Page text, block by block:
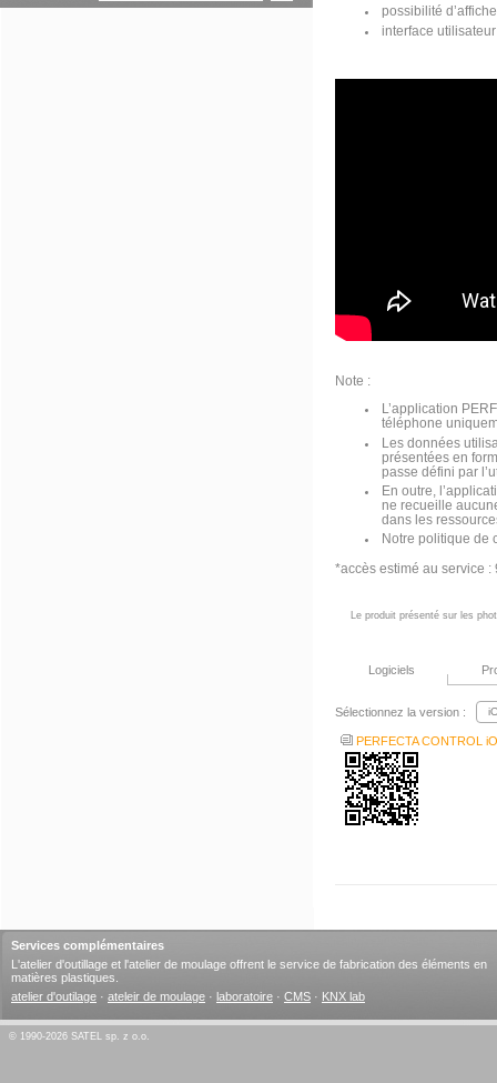
possibilité
interface
Note :
L’application
téléphone
Les données
présentées en
passe défini par
En outre,
ne recueille
dans les
Notre politique de
*accès estimé au service :
Le produit présenté sur les
Logiciels
Sélectionnez la version :
PERFECTA CONTROL
Services complémentaires
L'atelier d'outillage et l'atelier de moulage offrent le service de fabrication des éléments en
matières plastiques.
atelier d'outilage · ateleir de moulage · laboratoire · CMS · KNX lab
© 1990-2026 SATEL sp. z o.o.